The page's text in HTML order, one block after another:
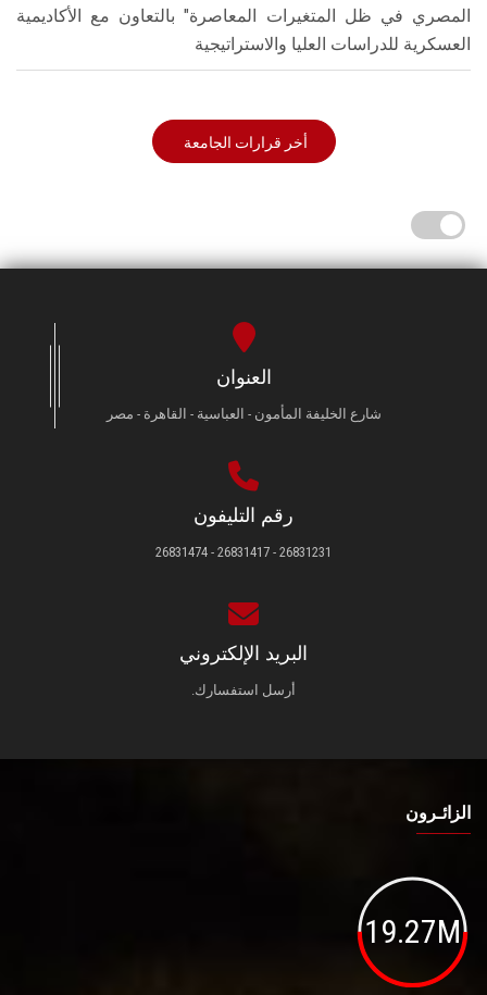
المصري في ظل المتغيرات المعاصرة" بالتعاون مع الأكاديمية
العسكرية للدراسات العليا والاستراتيجية
أخر قرارات الجامعة
العنوان
شارع الخليفة المأمون - العباسية - القاهرة - مصر
رقم التليفون
26831231 - 26831417 - 26831474
البريد الإلكتروني
أرسل استفسارك.
الزائـرون
19.27M